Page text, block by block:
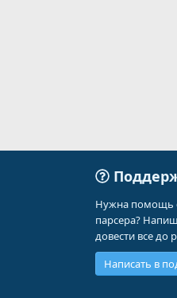
Нужна помощь
парсера?
довести все до
Написать в